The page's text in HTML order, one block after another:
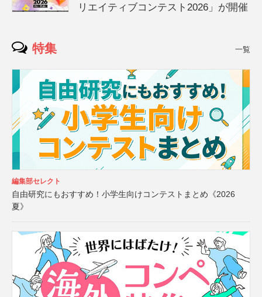
リエイティブコンテスト2026」が開催
特集 一覧
編集部セレクト
自由研究にもおすすめ！小学生向けコンテストまとめ《2026
夏》